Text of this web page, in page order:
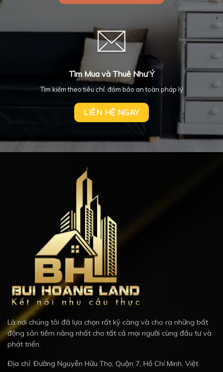
Tìm Mua và Thuê Như Ý
Tìm kiếm theo tiêu chí, đảm bảo an toàn pháp lý
LIÊN HỆ NGAY
Là nơi chúng tôi đã lựa chọn rất kỹ càng và cho ra những bất
động sản tiềm năng nhất cho tất cả mọi người cùng đầu tư và
phát triển.
Địa chỉ: Đường Nguyễn Hữu Thọ, Quận 7, Hồ Chí Minh, Việt